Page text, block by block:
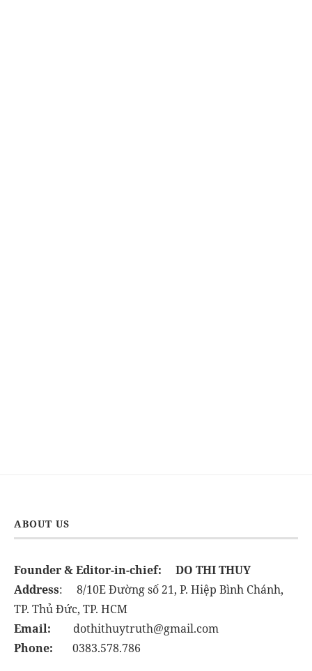
ABOUT US
Founder & Editor-in-chief:
DO THI THUY
Address: 8/10E Đường số 21, P. Hiệp Bình Chánh,
TP. Thủ Đức, TP. HCM
Email: dothithuytruth@gmail.com
Phone: 0383.578.786